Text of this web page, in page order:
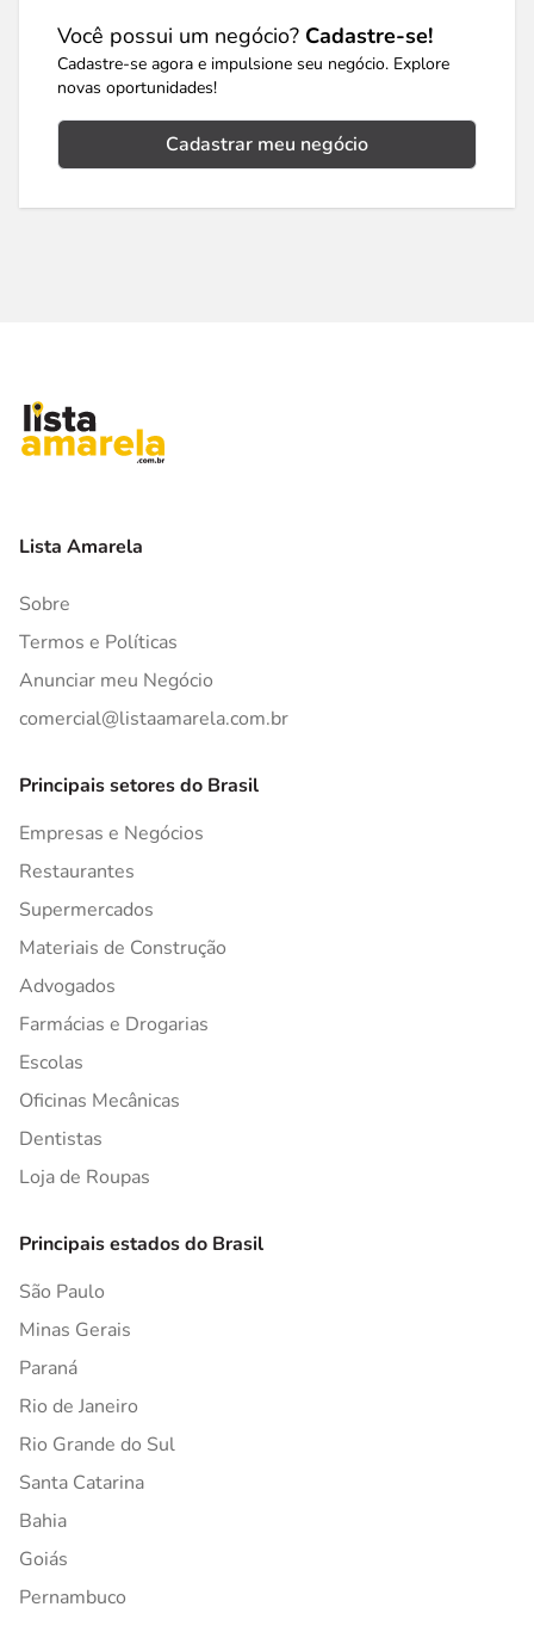
Você possui um negócio? Cadastre-se!
Cadastre-se agora e impulsione seu negócio. Explore
novas oportunidades!
Cadastrar meu negócio
Lista Amarela
Sobre
Termos e Políticas
Anunciar meu Negócio
comercial@listaamarela.com.br
Principais setores do Brasil
Empresas e Negócios
Restaurantes
Supermercados
Materiais de Construção
Advogados
Farmácias e Drogarias
Escolas
Oficinas Mecânicas
Dentistas
Loja de Roupas
Principais estados do Brasil
São Paulo
Minas Gerais
Paraná
Rio de Janeiro
Rio Grande do Sul
Santa Catarina
Bahia
Goiás
Pernambuco